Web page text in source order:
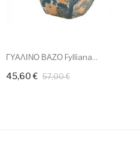
ΓΥΑΛΙΝΟ ΒΑΖΟ Fylliana...
45,60 € 57,00 €